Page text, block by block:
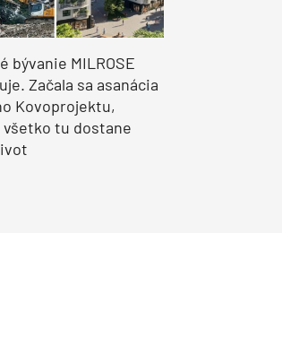
bývanie MILROSE
Začala sa asanácia
Kovoprojektu,
tu dostane